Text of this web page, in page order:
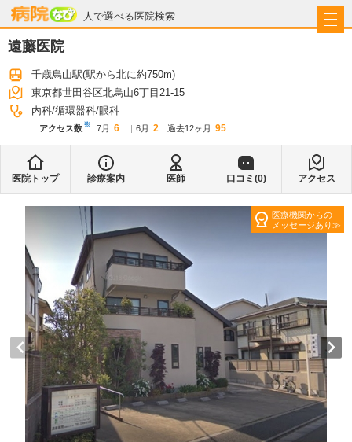
人で選べる医院検索
病院なび
遠藤医院
千歳烏山駅(駅から北に約750m)
東京都世田谷区北烏山6丁目21-15
内科 循環器科 眼科
アクセス数※ 7月 : 6 6月 : 2 過去12ヶ月: 95
医院トップ 診療案内 医師 口コミ(0) アクセス
医療機関からの
メッセージあり